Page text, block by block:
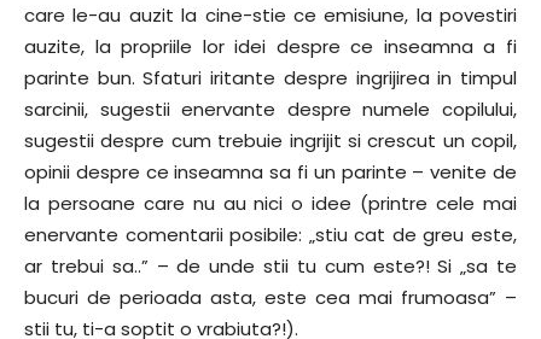
care le-au auzit la cine-stie ce emisiune, la povestiri
auzite, la propriile lor idei despre ce inseamna a fi
parinte bun. Sfaturi iritante despre ingrijirea in timpul
sarcinii, sugestii enervante despre numele copilului,
sugestii despre cum trebuie ingrijit si crescut un copil,
opinii despre ce inseamna sa fi un parinte – venite de
la persoane care nu au nici o idee (printre cele mai
enervante comentarii posibile: „stiu cat de greu este,
ar trebui sa..” – de unde stii tu cum este?! Si „sa te
bucuri de perioada asta, este cea mai frumoasa” –
stii tu, ti-a soptit o vrabiuta?!).